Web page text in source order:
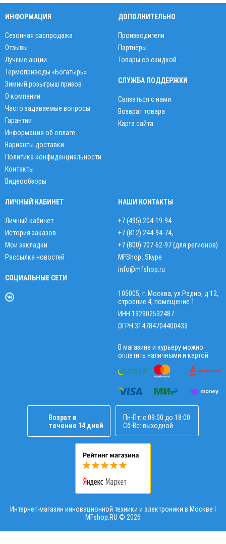
ИНФОРМАЦИЯ
Сезонная распродажа
Отзывы
Лучшие акции
Термоприводы «Богатырь»
Зимний розыгрыш призов
О компании
Часто задаваемые вопросы
Гарантии
Информация об оплате
Варианты доставки
Политика конфиденциальности
Контакты
Видеообзоры
ДОПОЛНИТЕЛЬНО
Производители
Партнёры
Товары со скидкой
СЛУЖБА ПОДДЕРЖКИ
Связаться с нами
Возврат товара
Карта сайта
ЛИЧНЫЙ КАБИНЕТ
Личный кабинет
История заказов
Мои закладки
Рассылка новостей
СОЦИАЛЬНЫЕ СЕТИ
НАШИ КОНТАКТЫ
+7 (495) 204-19-94
+7 (812) 244-94-74,
+7 (800) 707-62-97 (для регионов)
MFShop_Skype
info@mfshop.ru
105005, г. Москва, ул.Радио, д.12,
строение 4, помещение 1
ИНН 132302532487
ОГРН 314784704400433
В магазине и курьеру можно
оплатить наличными и картой.
Возрат в
течение 14 дней
Пн-Пт: с 09:00 до 18:00
Сб-Вс: выходной
Интернет-магазин инновационной техники и электроники в Москве |
MFshop.RU © 2026